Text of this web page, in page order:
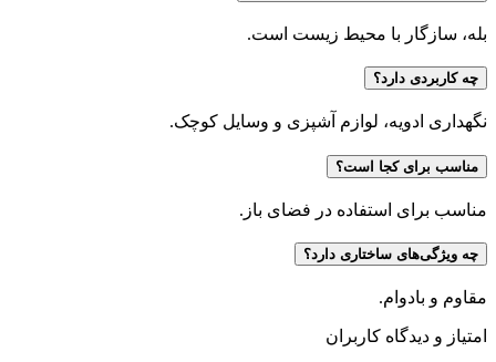
بله، سازگار با محیط زیست است.
چه کاربردی دارد؟
نگهداری ادویه، لوازم آشپزی و وسایل کوچک.
مناسب برای کجا است؟
مناسب برای استفاده در فضای باز.
چه ویژگی‌های ساختاری دارد؟
مقاوم و بادوام.
امتیاز و دیدگاه کاربران